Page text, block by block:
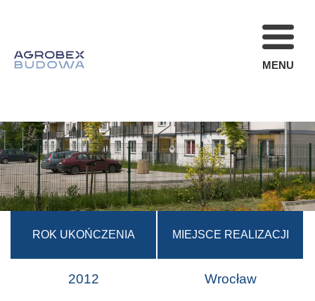
MENU
AKTUALNOŚCI
STREFA
OFERTA
KARIERA
KONTAKT
ROK UKOŃCZENIA
2012
MIEJSCE REALIZACJI
Wrocław